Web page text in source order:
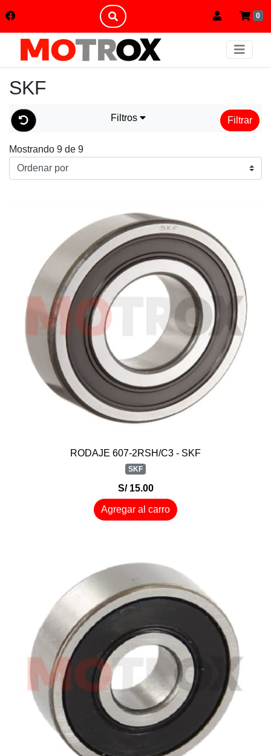
0
SKF
Filtros Filtrar
Mostrando 9 de 9
RODAJE 607-2RSH/C3 - SKF
SKF
S/ 15.00
Agregar al carro